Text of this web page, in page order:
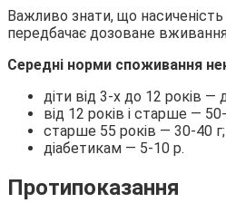
Важливо знати, що
передбачає дозоване
Середні норми споживання
діти від 3-х до 12 років —
від 12 років і старше —
старше 55 років — 30-40 г;
діабетикам — 5-10 р.
Протипоказання